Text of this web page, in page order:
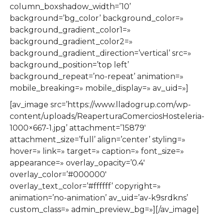
column_boxshadow_width=’10’
background=’bg_color’ background_color=»
background_gradient_color1=»
background_gradient_color2=»
background_gradient_direction=’vertical’ src=»
background_position=’top left’
background_repeat=’no-repeat’ animation=»
mobile_breaking=» mobile_display=» av_uid=»]
[av_image src=’https://www.lladogrup.com/wp-
content/uploads/ReaperturaComerciosHosteleria-
1000×667-1.jpg’ attachment=’15879′
attachment_size=’full’ align=’center’ styling=»
hover=» link=» target=» caption=» font_size=»
appearance=» overlay_opacity=’0.4′
overlay_color=’#000000′
overlay_text_color=’#ffffff’ copyright=»
animation=’no-animation’ av_uid=’av-k9srdkns’
custom_class=» admin_preview_bg=»][/av_image]